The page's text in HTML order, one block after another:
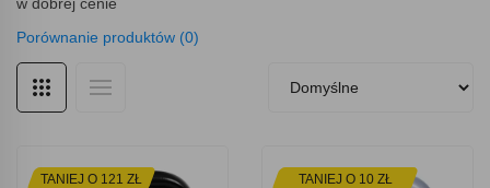
w dobrej cenie
Porównanie produktów (0)
TANIEJ O 121 ZŁ TANIEJ O 10 ZŁ